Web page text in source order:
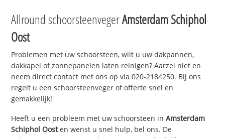
Allround schoorsteenvegerAmsterdam Schiphol
Oost
Problemen met uw schoorsteen, wilt u uw dakpannen,
dakkapel of zonnepanelen laten reinigen? Aarzel niet en
neem direct contact met ons op via 020-2184250. Bij ons
regelt u een schoorsteenveger of offerte snel en
gemakkelijk!
Heeft u een probleem met uw schoorsteen inAmsterdam
Schiphol Oosten wenst u snel hulp, bel ons. De